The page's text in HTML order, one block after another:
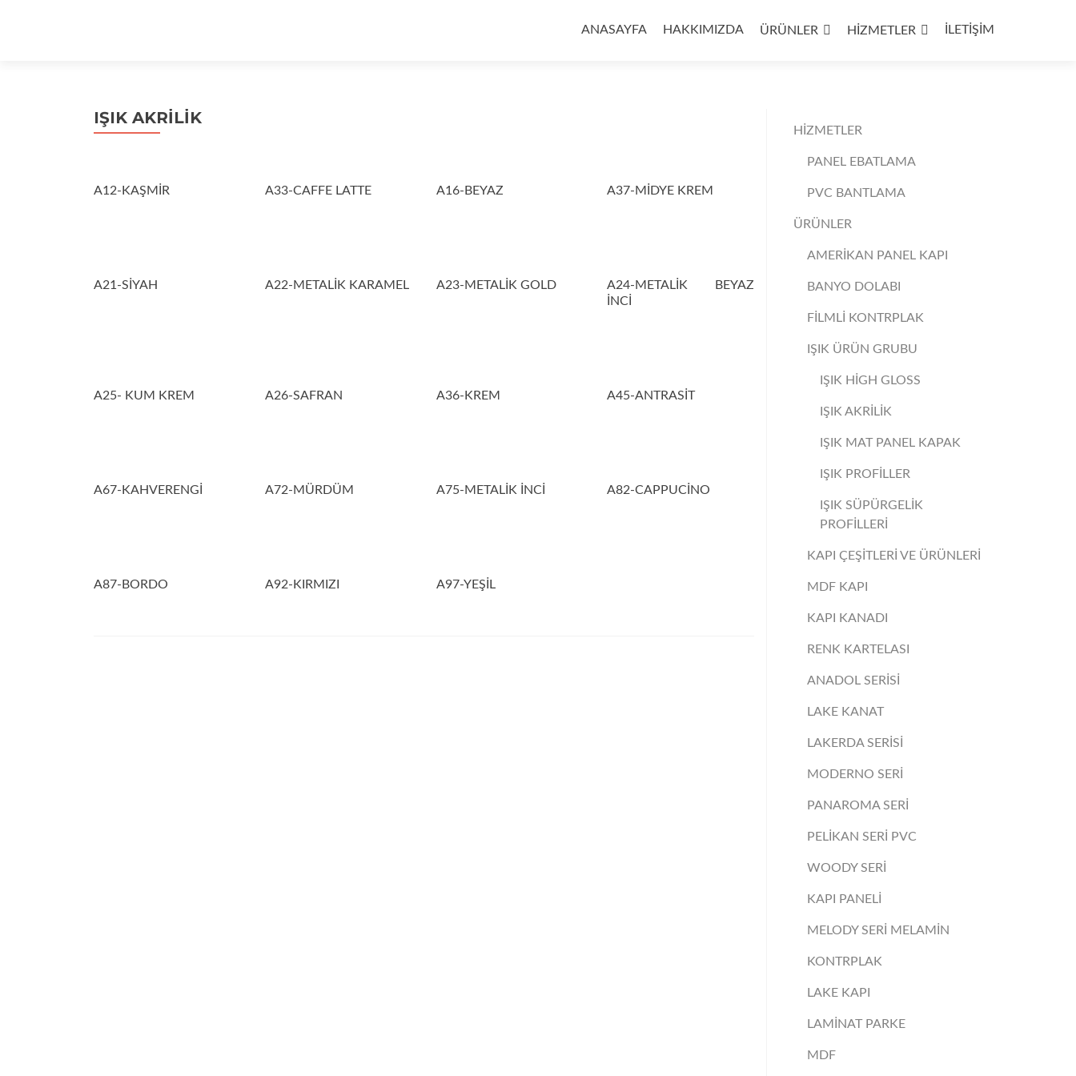
geç
ANASAYFA HAKKIMIZDA ÜRÜNLER HİZMETLER İLETİŞİM
IŞIK AKRİLİK
A12-KAŞMİR A33-CAFFE LATTE A16-BEYAZ A37-MİDYE KREM
A21-SİYAH A22-METALİK KARAMEL A23-METALİK GOLD
A24-METALİK BEYAZ
İNCİ
A25- KUM KREM A26-SAFRAN A36-KREM A45-ANTRASİT
A67-KAHVERENGİ A72-MÜRDÜM A75-METALİK İNCİ A82-CAPPUCİNO
A87-BORDO A92-KIRMIZI A97-YEŞİL
HİZMETLER
PANEL EBATLAMA
PVC BANTLAMA
ÜRÜNLER
AMERİKAN PANEL KAPI
BANYO DOLABI
FİLMLİ KONTRPLAK
IŞIK ÜRÜN GRUBU
IŞIK HİGH GLOSS
IŞIK AKRİLİK
IŞIK MAT PANEL KAPAK
IŞIK PROFİLLER
IŞIK SÜPÜRGELİK
PROFİLLERİ
KAPI ÇEŞİTLERİ VE ÜRÜNLERİ
MDF KAPI
KAPI KANADI
RENK KARTELASI
ANADOL SERİSİ
LAKE KANAT
LAKERDA SERİSİ
MODERNO SERİ
PANAROMA SERİ
PELİKAN SERİ PVC
WOODY SERİ
KAPI PANELİ
MELODY SERİ MELAMİN
KONTRPLAK
LAKE KAPI
LAMİNAT PARKE
MDF